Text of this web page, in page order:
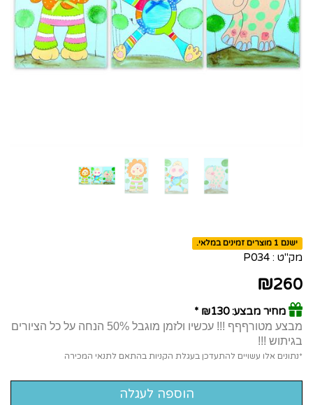
ישנם 1 מוצרים זמינים במלאי.
מק"ט : P034
₪260
מחיר מבצע: ₪130 *
מבצע מטורףףף !!! עכשיו ולזמן מוגבל 50% הנחה על כל הציורים
בגיתוש !!!
*נתונים אלו עשויים להתעדכן בעגלת הקניות בהתאם לתנאי המכירה